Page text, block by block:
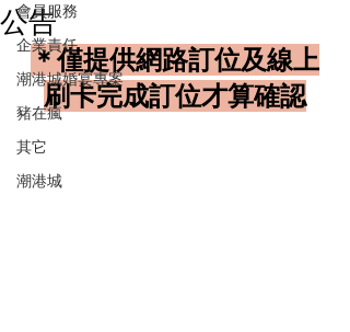
會員服務
企業責任
潮港城婚宴專案
豬在瘋
其它
潮港城
公告
＊僅提供網路訂位及線上
刷卡完成訂位才算確認